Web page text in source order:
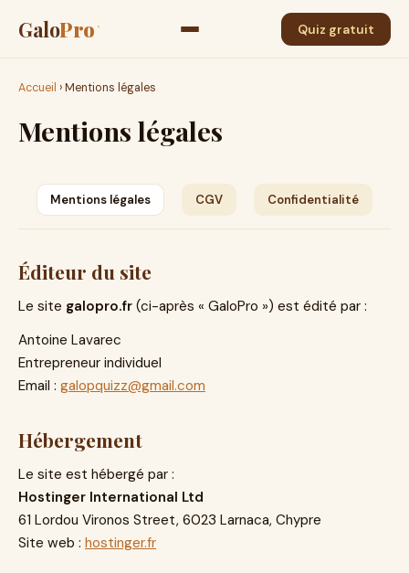
GaloPro · Quiz gratuit
Accueil › Mentions légales
Mentions légales
Mentions légales CGV Confidentialité
Éditeur du site
Le site galopro.fr (ci-après « GaloPro ») est édité par :
Antoine Lavarec
Entrepreneur individuel
Email : galopquizz@gmail.com
Hébergement
Le site est hébergé par :
Hostinger International Ltd
61 Lordou Vironos Street, 6023 Larnaca, Chypre
Site web : hostinger.fr